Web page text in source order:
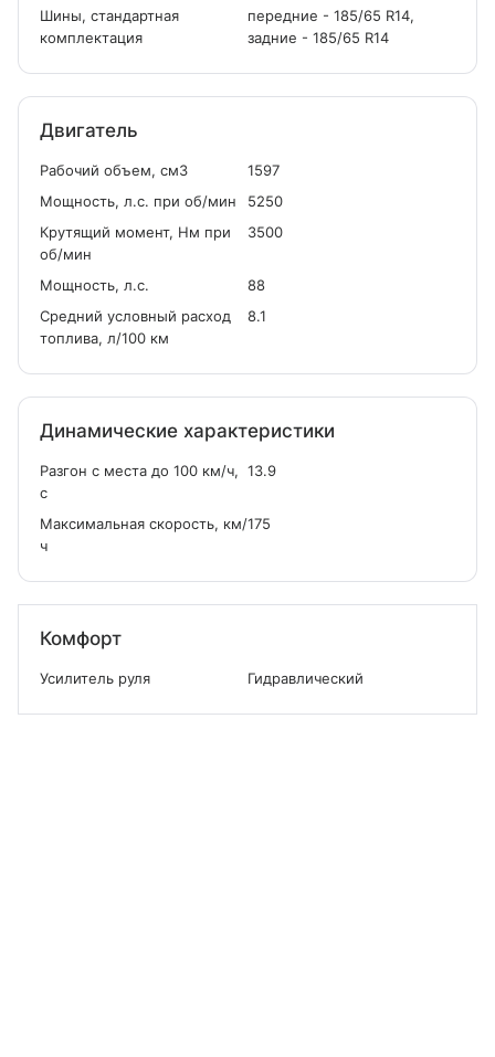
Шины, стандартная
комплектация
передние - 185/65 R14,
задние - 185/65 R14
Двигатель
Рабочий объем, см3
1597
Мощность, л.с. при об/мин
5250
Крутящий момент, Нм при
об/мин
3500
Мощность, л.с.
88
Средний условный расход
топлива, л/100 км
8.1
Динамические характеристики
Разгон с места до 100 км/ч,
с
13.9
Максимальная скорость, км/
ч
175
Комфорт
Усилитель руля Гидравлический